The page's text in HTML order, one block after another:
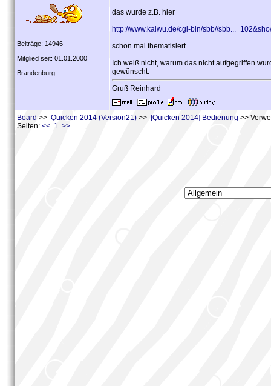
Beiträge: 14946
Mitglied seit: 01.01.2000
Brandenburg
das wurde z.B. hier
http://www.kaiwu.de/cgi-bin/sbb//
schon mal thematisiert.
Ich weiß nicht, warum das nicht aufgegriffen
gewünscht.
Gruß Reinhard
Board >> Quicken 2014 (Version21) >> [Quicken 2014] Bedienung >>
Seiten: << 1 >>